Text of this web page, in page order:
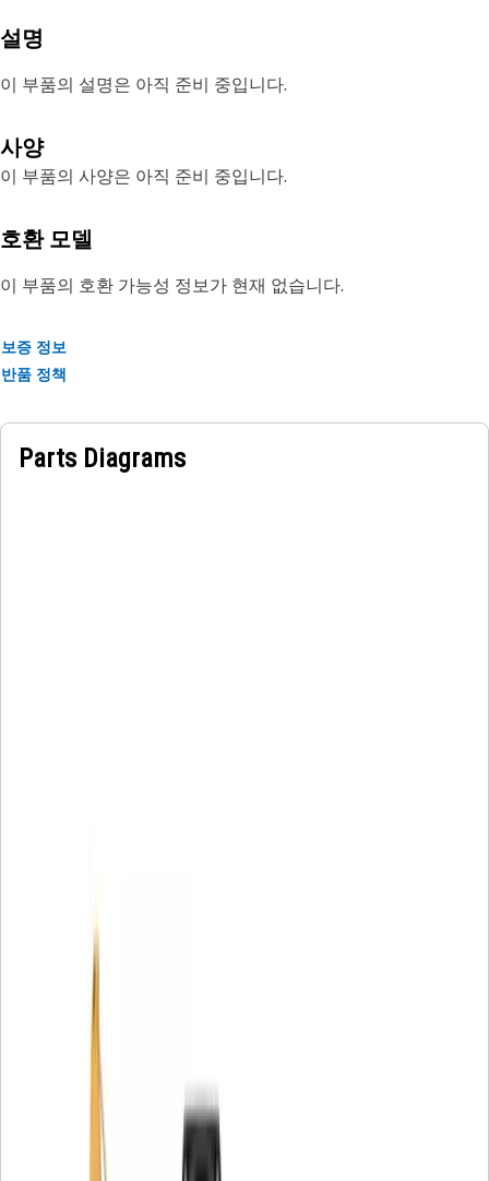
설명
이 부품의 설명은 아직 준비 중입니다.
사양
이 부품의 사양은 아직 준비 중입니다.
호환 모델
이 부품의 호환 가능성 정보가 현재 없습니다.
보증 정보
반품 정책
Parts Diagrams